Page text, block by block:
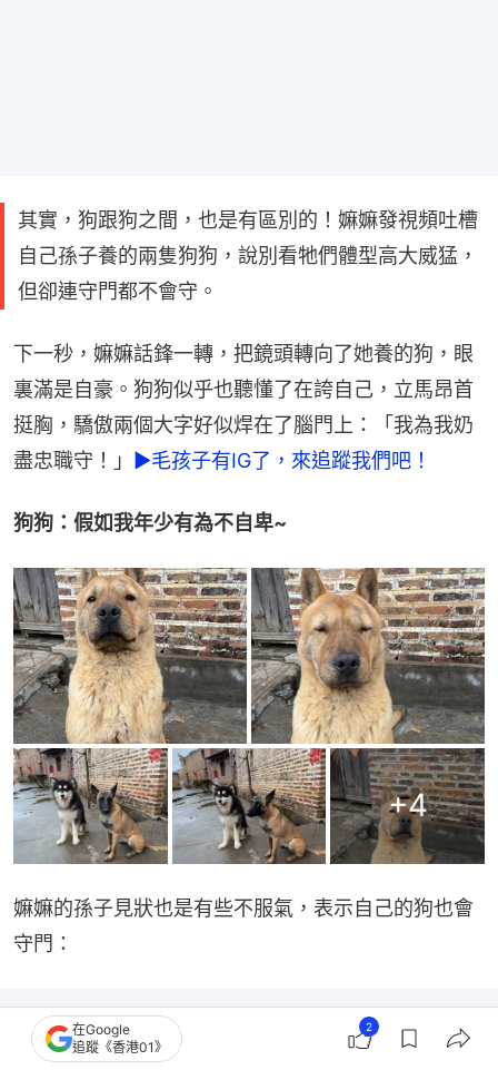
其實，狗跟狗之間，也是有區別的！嫲嫲發視頻吐槽
自己孫子養的兩隻狗狗，說別看牠們體型高大威猛，
但卻連守門都不會守。
下一秒，嫲嫲話鋒一轉，把鏡頭轉向了她養的狗，眼
裏滿是自豪。狗狗似乎也聽懂了在誇自己，立馬昂首
挺胸，驕傲兩個大字好似焊在了腦門上：「我為我奶
盡忠職守！」
►毛孩子有IG了，來追蹤我們吧！
狗狗：假如我年少有為不自卑~
+4
嫲嫲的孫子見狀也是有些不服氣，表示自己的狗也會
守門：
在Google
追蹤《香港01》
2